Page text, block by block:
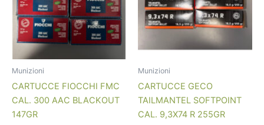
Munizioni
CARTUCCE FIOCCHI FMC
CAL. 300 AAC BLACKOUT
147GR
Munizioni
CARTUCCE GECO
TAILMANTEL SOFTPOINT
CAL. 9,3X74 R 255GR